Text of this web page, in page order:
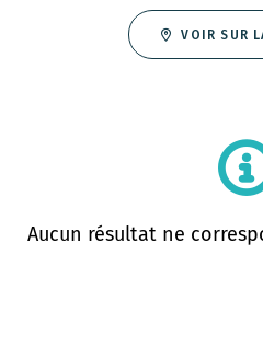
VOIR SUR
Aucun résultat ne